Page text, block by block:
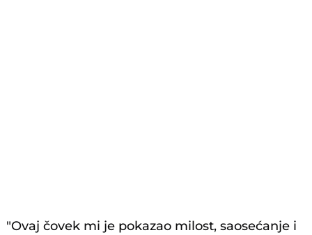
"Ovaj čovek mi je pokazao milost, saosećanje i